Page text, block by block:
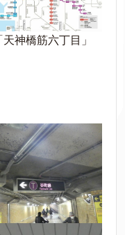
神橋筋六丁目」